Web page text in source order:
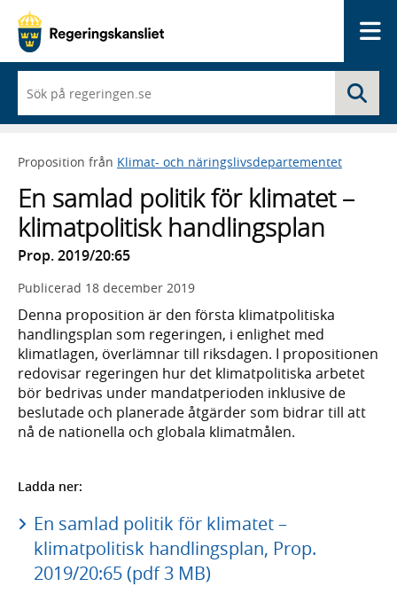
du
börjar
skriva
framträder
lista
med
sökförslag
Proposition från Klimat- och näringslivsdepartementet
En samlad politik för klimatet –
klimatpolitisk handlingsplan
Prop. 2019/20:65
Publicerad 18 december 2019
Denna proposition är den första klimatpolitiska
handlingsplan som regeringen, i enlighet med
klimatlagen, överlämnar till riksdagen. I propositionen
redovisar regeringen hur det klimatpolitiska arbetet
bör bedrivas under mandatperioden inklusive de
beslutade och planerade åtgärder som bidrar till att
nå de nationella och globala klimatmålen.
Ladda ner:
En samlad politik för klimatet –
klimatpolitisk handlingsplan, Prop.
2019/20:65 (pdf 3 MB)